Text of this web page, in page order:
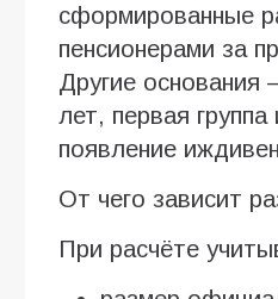
сформированные
пенсионерами за
Другие
лет, первая
появление
От чего зависит
При расчёте